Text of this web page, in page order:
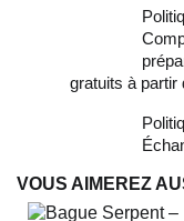
gratuits à partir
VOUS AIMEREZ